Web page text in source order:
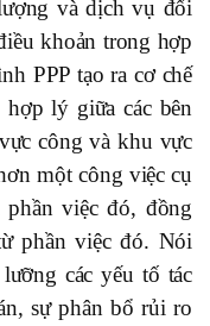
và dịch vụ đối
khoản trong hợp
PPP tạo ra cơ chế
lý giữa các bên
công và khu vực
một công việc cụ
phần việc đó, đồng
phần việc đó. Nói
các yếu tố tác
sự phân bổ rủi ro